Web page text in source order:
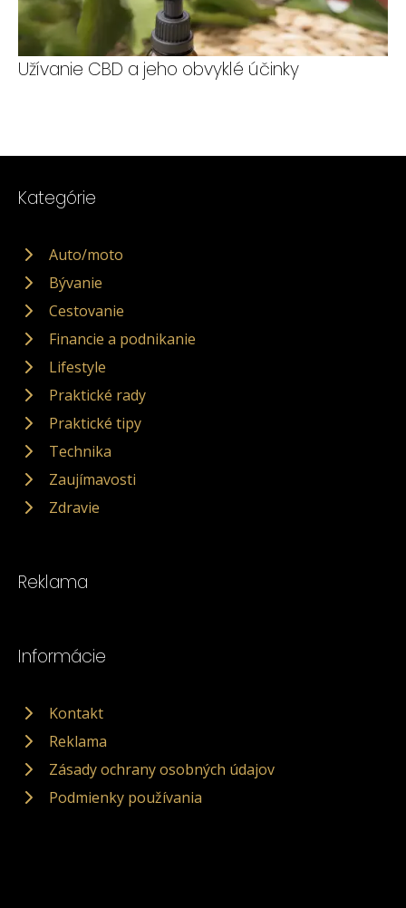
Užívanie CBD a jeho obvyklé účinky
Kategórie
Auto/moto
Bývanie
Cestovanie
Financie a podnikanie
Lifestyle
Praktické rady
Praktické tipy
Technika
Zaujímavosti
Zdravie
Reklama
Informácie
Kontakt
Reklama
Zásady ochrany osobných údajov
Podmienky používania